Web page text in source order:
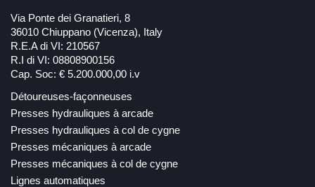
Via Ponte dei Granatieri, 8
36010 Chiuppano (Vicenza), Italy
R.E.A di VI: 210567
R.I di VI: 08808900156
Cap. Soc: € 5.200.000,00 i.v
Détoureuses-façonneuses
Presses hydrauliques à arcade
Presses hydrauliques à col de cygne
Presses mécaniques à arcade
Presses mécaniques à col de cygne
Lignes automatiques